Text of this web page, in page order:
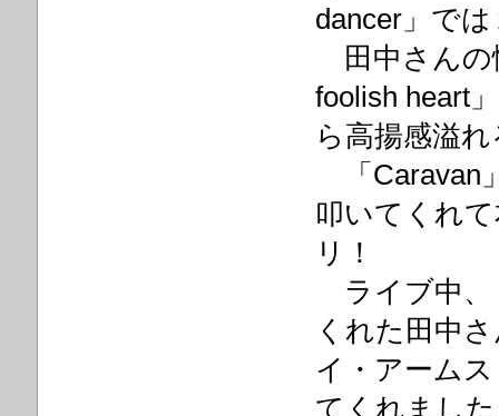
dancer」で
田中さんの
foolish heart
ら高揚感溢
「Caravan
叩いてくれ
リ！
ライブ中、
くれた田中
イ・アーム
てくれまし